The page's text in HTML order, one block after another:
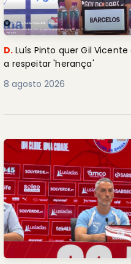
D. Luís Pinto quer Gil
a respeitar 'herança'
8 agosto 2026